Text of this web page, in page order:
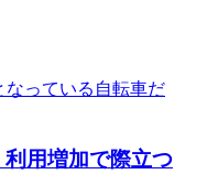
用増加で際立つ